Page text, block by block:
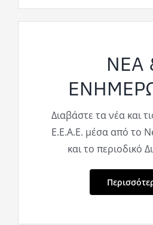
ΝΕΑ
Διαβάστε τα νέα και
Ε.Ε.Α.Ε. μέσα από το
και το περιοδικό